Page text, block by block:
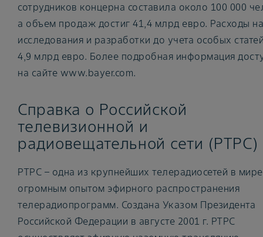
сотрудников концерна составила около 100 000
а объем продаж достиг 41,4 млрд евро. Расходы на
исследования и разработки до учета особых
4,9 млрд евро. Более подробная информация
на сайте www.bayer.com.
Справка о Российской
телевизионной и
радиовещательной сети (РТРС)
РТРС – одна из крупнейших телерадиосетей в
огромным опытом эфирного распространения
телерадиопрограмм. Создана Указом Президента
Российской Федерации в августе 2001 г. РТРС